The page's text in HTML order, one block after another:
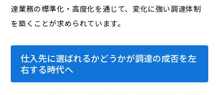
達業務の標準化・高度化を通じて、変化に強い調達体制
を築くことが求められています。
仕入先に選ばれるかどうかが調達の成否を左
右する時代へ